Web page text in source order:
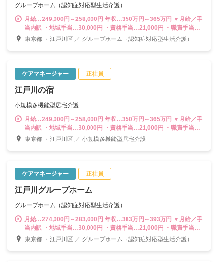
グループホーム（認知症対応型生活介護）
月給…249,000円～258,000円 年収…350万円～365万円 ▼月給／手
当内訳 ・地域手当…30,000円 ・資格手当…21,000円 ・職責手当…
3,000円 ・処遇改善手当‥15,000円 ※時間外手当は別途支給（1分
る「スーパーバイザー」などキャリアは多彩。様々なポジションに
挑戦できる環境が魅力です。
東京都 ・江戸川区 ／ グループホーム（認知症対応型生活介護）
ケアマネージャー 正社員
江戸川の宿
小規模多機能型居宅介護
月給…249,000円～258,000円 年収…350万円～365万円 ▼月給／手
当内訳 ・地域手当…30,000円 ・資格手当…21,000円 ・職責手当…
3,000円 ・処遇改善手当‥15,000円 ※時間外手当は別途支給（1分
る「スーパーバイザー」などキャリアは多彩。様々なポジションに
挑戦できる環境が魅力です。
東京都 ・江戸川区 ／ 小規模多機能型居宅介護
ケアマネージャー 正社員
江戸川グループホーム
グループホーム（認知症対応型生活介護）
月給…274,000円～283,000円 年収…383万円～393万円 ▼月給／手
当内訳 ・地域手当…30,000円 ・資格手当…21,000円 ・職責手当…
3,000円 ・夜勤手当…25,000円（5回想定分／超過分については別途
東京都 ・江戸川区 ／ グループホーム（認知症対応型生活介護）